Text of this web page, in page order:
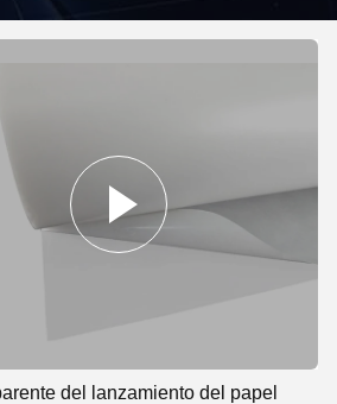
del EAA para el logotipo de la tela
del lanzamiento del papel